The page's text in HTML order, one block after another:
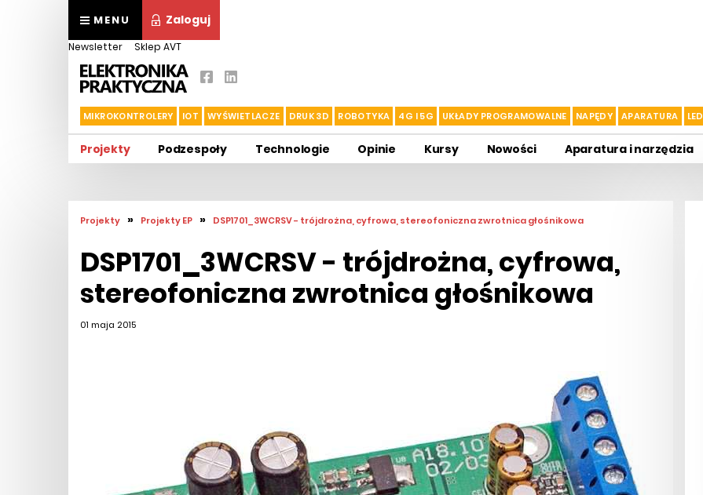
MENU Zaloguj
Newsletter Sklep AVT
MIKROKONTROLERY IOT WYŚWIETLACZE DRUK 3D ROBOTYKA 4G I 5G UKŁADY PROGRAMOWALNE NAPĘDY APARATURA LED
Projekty Podzespoły Technologie Opinie Kursy Nowości Aparatura i narzędzia
Projekty » Projekty EP » DSP1701_3WCRSV - trójdrożna, cyfrowa, stereofoniczna zwrotnica głośnikowa
DSP1701_3WCRSV - trójdrożna, cyfrowa,
stereofoniczna zwrotnica głośnikowa
01 maja 2015